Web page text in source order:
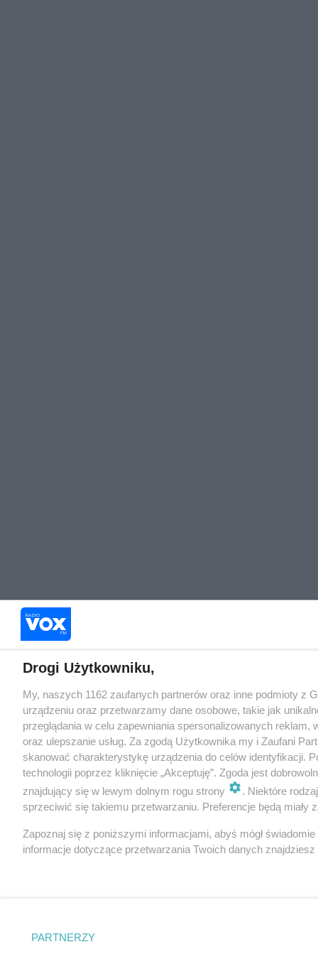
Drogi Użytkowniku,
My, naszych 1162 zaufanych partnerów oraz inne podmioty z
urządzeniu oraz przetwarzamy dane osobowe, takie jak
przeglądania w celu zapewniania spersonalizowanych
oraz ulepszanie usług. Za zgodą Użytkownika my i Zaufani
skanować charakterystykę urządzenia do celów identyfikacji.
technologii poprzez kliknięcie „Akceptuję”. Zgoda jest
znajdujący się w lewym dolnym rogu strony
. Niektóre
sprzeciwić się takiemu przetwarzaniu. Preferencje będą miały
Zapoznaj się z poniższymi informacjami, abyś mógł
informacje dotyczące przetwarzania Twoich danych
PARTNERZY